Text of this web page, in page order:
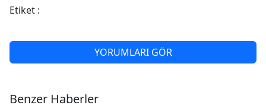
Etiket :
YORUMLARI GÖR
Benzer Haberler